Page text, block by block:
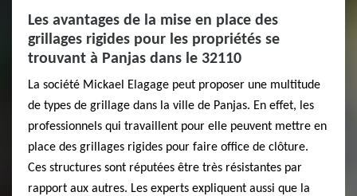
Les avantages de la mise en place des
grillages rigides pour les propriétés se
trouvant à Panjas dans le 32110
La société Mickael Elagage peut proposer une multitude
de types de grillage dans la ville de Panjas. En effet, les
professionnels qui travaillent pour elle peuvent mettre en
place des grillages rigides pour faire office de clôture.
Ces structures sont réputées être très résistantes par
rapport aux autres. Les experts expliquent aussi que la